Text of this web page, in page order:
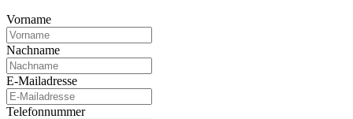
Vorname
Nachname
E-Mailadresse
Telefonnummer